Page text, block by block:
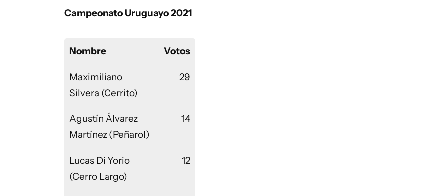
Campeonato Uruguayo 2021
Nombre Votos
Maximiliano
Silvera (Cerrito)
29
Agustín Álvarez
Martínez (Peñarol)
14
Lucas Di Yorio
(Cerro Largo)
12